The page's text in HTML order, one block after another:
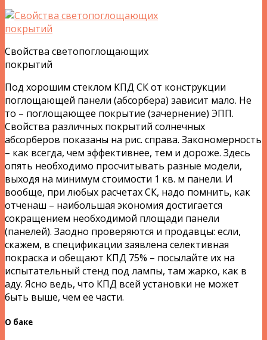
Свойства светопоглощающих
покрытий
Под хорошим стеклом КПД СК от конструкции
поглощающей панели (абсорбера) зависит мало. Не
то – поглощающее покрытие (зачернение) ЭПП.
Свойства различных покрытий солнечных
абсорберов показаны на рис. справа. Закономерность
– как всегда, чем эффективнее, тем и дороже. Здесь
опять необходимо просчитывать разные модели,
выходя на минимум стоимости 1 кв. м панели. И
вообще, при любых расчетах СК, надо помнить, как
отченаш – наибольшая экономия достигается
сокращением необходимой площади панели
(панелей). Заодно проверяются и продавцы: если,
скажем, в спецификации заявлена селективная
покраска и обещают КПД 75% – посылайте их на
испытательный стенд под лампы, там жарко, как в
аду. Ясно ведь, что КПД всей установки не может
быть выше, чем ее части.
О баке